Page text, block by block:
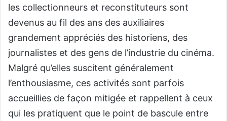
les collectionneurs et reconstituteurs sont
devenus au fil des ans des auxiliaires
grandement appréciés des historiens, des
journalistes et des gens de l’industrie du cinéma.
Malgré qu’elles suscitent généralement
l’enthousiasme, ces activités sont parfois
accueillies de façon mitigée et rappellent à ceux
qui les pratiquent que le point de bascule entre